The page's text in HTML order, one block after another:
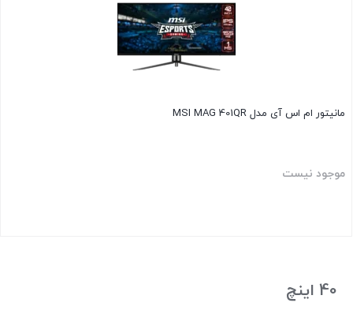
مانیتور ام اس آی مدل MSI MAG 401QR
موجود نیست
40 اینچ